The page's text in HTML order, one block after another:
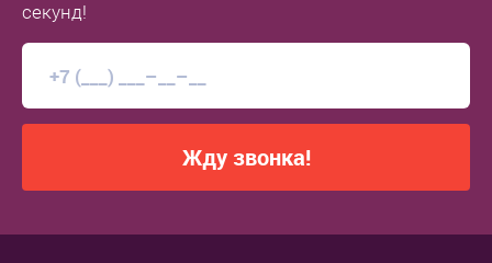
секунд!
Жду звонка!